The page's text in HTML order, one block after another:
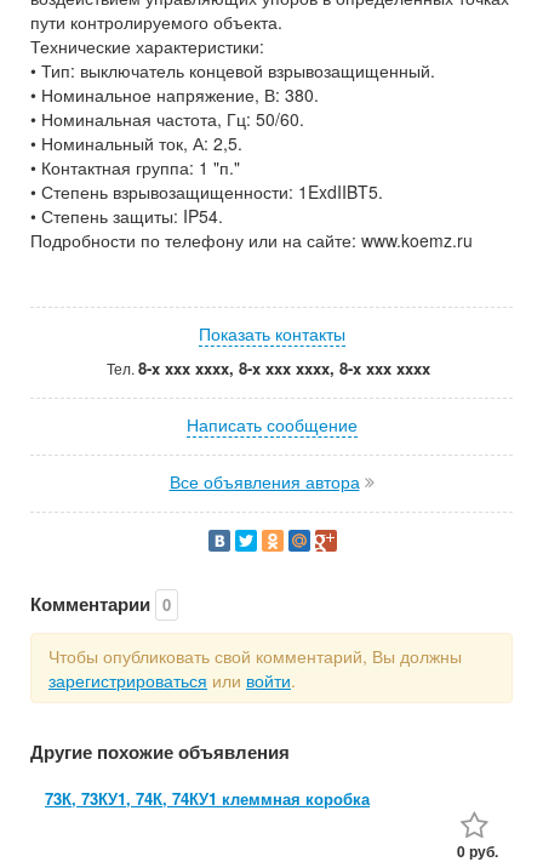
пути контролируемого объекта.
Технические характеристики:
• Тип: выключатель концевой взрывозащищенный.
• Номинальное напряжение, В: 380.
• Номинальная частота, Гц: 50/60.
• Номинальный ток, А: 2,5.
• Контактная группа: 1 "п."
• Степень взрывозащищенности: 1ExdIIBT5.
• Степень защиты: IP54.
Подробности по телефону или на сайте: www.koemz.ru
Показать контакты
Тел. 8-x xxx xxxx, 8-x xxx xxxx, 8-x xxx xxxx
Написать сообщение
Все объявления автора
Комментарии 0
Чтобы опубликовать свой комментарий, Вы должны
зарегистрироваться или войти.
Другие похожие объявления
73К, 73КУ1, 74К, 74КУ1 клеммная коробка
0 руб.